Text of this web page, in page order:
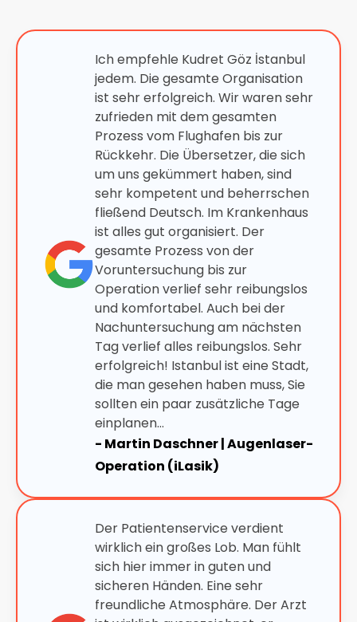
Ich empfehle Kudret Göz İstanbul
jedem. Die gesamte Organisation
ist sehr erfolgreich. Wir waren sehr
zufrieden mit dem gesamten
Prozess vom Flughafen bis zur
Rückkehr. Die Übersetzer, die sich
um uns gekümmert haben, sind
sehr kompetent und beherrschen
fließend Deutsch. Im Krankenhaus
ist alles gut organisiert. Der
gesamte Prozess von der
Voruntersuchung bis zur
Operation verlief sehr reibungslos
und komfortabel. Auch bei der
Nachuntersuchung am nächsten
Tag verlief alles reibungslos. Sehr
erfolgreich! Istanbul ist eine Stadt,
die man gesehen haben muss, Sie
sollten ein paar zusätzliche Tage
einplanen…
- Martin Daschner | Augenlaser-
Operation (iLasik)
Der Patientenservice verdient
wirklich ein großes Lob. Man fühlt
sich hier immer in guten und
sicheren Händen. Eine sehr
freundliche Atmosphäre. Der Arzt